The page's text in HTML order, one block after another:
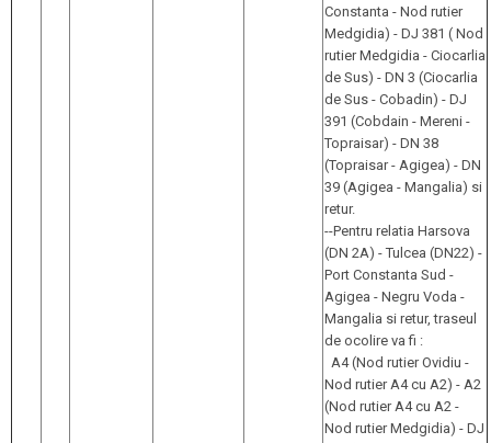
Constanta - Nod rutier
Medgidia) - DJ 381 ( Nod
rutier Medgidia - Ciocarlia
de Sus) - DN 3 (Ciocarlia
de Sus - Cobadin) - DJ
391 (Cobdain - Mereni -
Topraisar) - DN 38
(Topraisar - Agigea) - DN
39 (Agigea - Mangalia) si
retur.
--Pentru relatia Harsova
(DN 2A) - Tulcea (DN22) -
Port Constanta Sud -
Agigea - Negru Voda -
Mangalia si retur, traseul
de ocolire va fi :
A4 (Nod rutier Ovidiu -
Nod rutier A4 cu A2) - A2
(Nod rutier A4 cu A2 -
Nod rutier Medgidia) - DJ